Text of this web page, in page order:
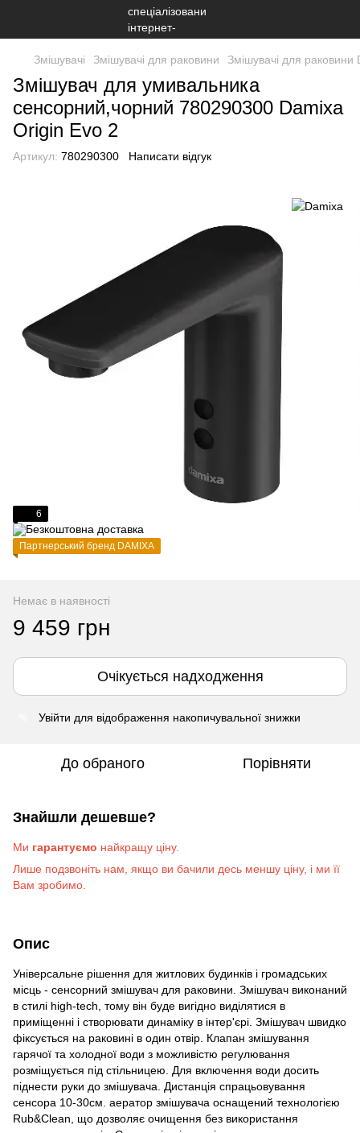
Змішувачі Змішувачі для раковини Змішувачі для раковини
Змішувач для умивальника
сенсорний,чорний 780290300 Damixa
Origin Evo 2
Артикул: 780290300 Написати відгук
6
Партнерський бренд DAMIXA
Немає в наявності
9 459 грн
Очікується надходження
Увійти для відображення накопичувальної знижки
До обраного Порівняти
Знайшли дешевше?
Ми гарантуємо найкращу ціну.
Лише подзвоніть нам , якщо ви бачили десь меншу ціну, і ми її
Вам зробимо
Опис
Універсальне рішення для житлових будинків і громадських
місць - сенсорний змішувач для раковини. Змішувач виконаний
в стилі high-tech, тому він буде вигідно виділятися в
приміщенні і створювати динаміку в інтер'єрі. Змішувач швидко
фіксується на раковині в один отвір. Клапан змішування
гарячої та холодної води з можливістю регулювання
розміщується під стільницею. Для включення води досить
піднести руки до змішувача. Дистанція спрацьовування
сенсора 10-30см. аератор змішувача оснащений технологією
Rub&Clean, що дозволяє очищення без використання